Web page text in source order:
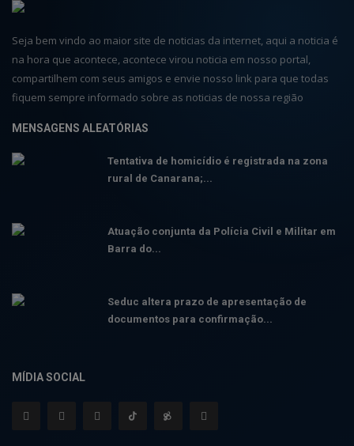
Seja bem vindo ao maior site de noticias da internet, aqui a noticia é
na hora que acontece, acontece virou noticia em nosso portal,
compartilhem com seus amigos e envie nosso link para que todas
fiquem sempre informado sobre as noticias de nossa região
MENSAGENS ALEATÓRIAS
Tentativa de homicídio é registrada na zona
rural de Canarana;...
Atuação conjunta da Polícia Civil e Militar em
Barra do...
Seduc altera prazo de apresentação de
documentos para confirmação...
MÍDIA SOCIAL